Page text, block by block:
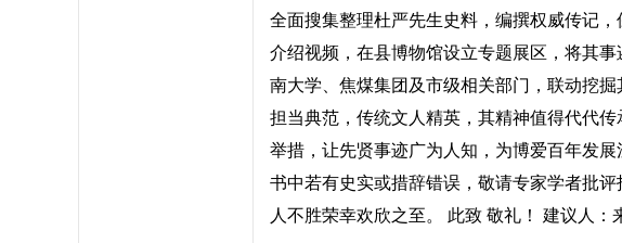
全面搜集整理杜严先生史料，编撰权威传记
介绍视频，在县博物馆设立专题展区，将其
南大学、焦煤集团及市级相关部门，联动挖
担当典范，传统文人精英，其精神值得代代
举措，让先贤事迹广为人知，为博爱百年发
书中若有史实或措辞错误，敬请专家学者批
人不胜荣幸欢欣之至。 此致 敬礼！ 建议人